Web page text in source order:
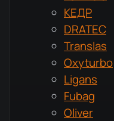
КЕДР
DRATEC
Translas
Oxyturbo
Ligans
Fubag
Oliver